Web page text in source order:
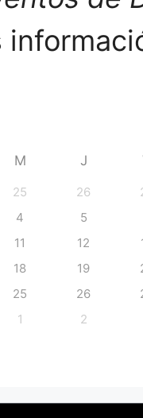
M J
25 26
4 5
11 12
18 19
25 26
1 2